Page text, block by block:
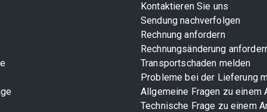
Kontaktieren Sie uns
Sendung nachverfolgen
Rechnung anfordern
Rechnungsänderung
Transportschaden melden
Probleme bei der Lieferung
Allgemeine Fragen zu einem
Technische Frage zu einem